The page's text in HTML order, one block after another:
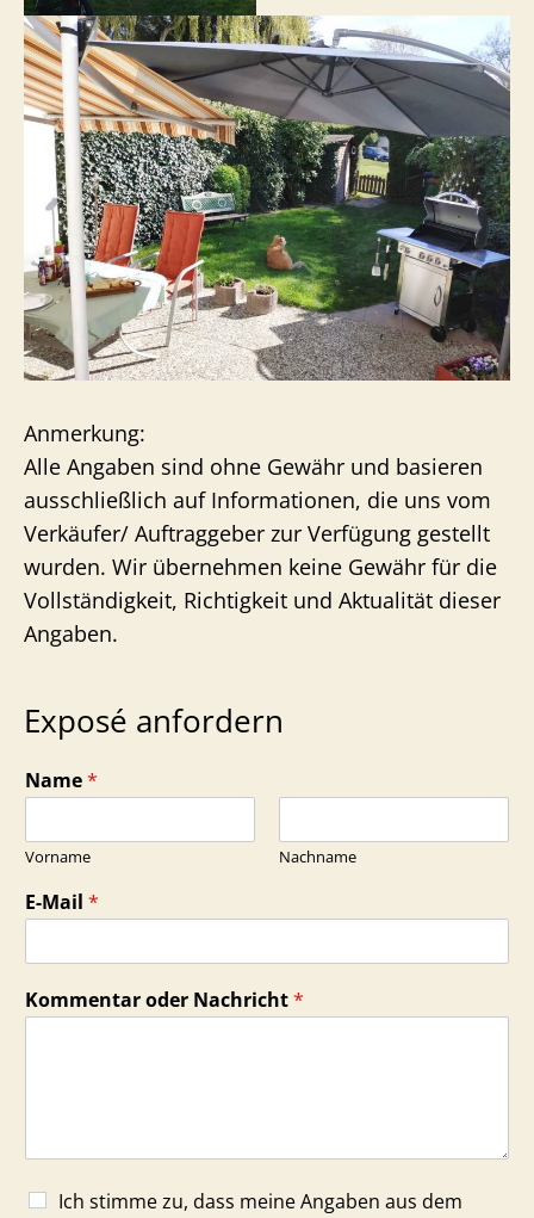
Anmerkung:
Alle Angaben sind ohne Gewähr und basieren
ausschließlich auf Informationen, die uns vom
Verkäufer/ Auftraggeber zur Verfügung gestellt
wurden. Wir übernehmen keine Gewähr für die
Vollständigkeit, Richtigkeit und Aktualität dieser
Angaben.
Exposé anfordern
Name*
Vorname Nachname
E-Mail *
Kommentar oder Nachricht*
Ich stimme zu, dass meine Angaben aus dem